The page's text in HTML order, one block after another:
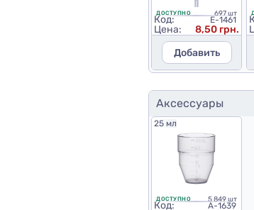
ДОСТУПНО 697 шт
Код: E-1461
Цена:
8,50 грн.
Добавить
Аксессуары
25 мл
ДОСТУПНО 5 849 шт
Код: A-1639